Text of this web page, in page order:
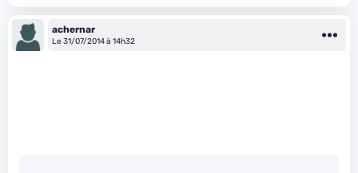
achernar
Le 31/07/2014 à 14h32